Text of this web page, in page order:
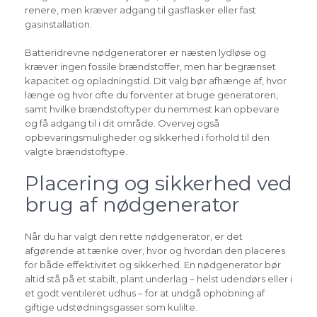
renere, men kræver adgang til gasflasker eller fast
gasinstallation.
Batteridrevne nødgeneratorer er næsten lydløse og
kræver ingen fossile brændstoffer, men har begrænset
kapacitet og opladningstid. Dit valg bør afhænge af, hvor
længe og hvor ofte du forventer at bruge generatoren,
samt hvilke brændstoftyper du nemmest kan opbevare
og få adgang til i dit område. Overvej også
opbevaringsmuligheder og sikkerhed i forhold til den
valgte brændstoftype.
Placering og sikkerhed ved
brug af nødgenerator
Når du har valgt den rette nødgenerator, er det
afgørende at tænke over, hvor og hvordan den placeres
for både effektivitet og sikkerhed. En nødgenerator bør
altid stå på et stabilt, plant underlag – helst udendørs eller i
et godt ventileret udhus – for at undgå ophobning af
giftige udstødningsgasser som kulilte.